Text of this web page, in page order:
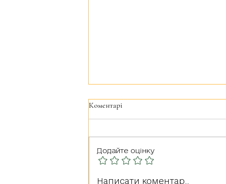
Герої серед нас: Оксана
Коментарі
Додайте оцінку
Написати коментар...